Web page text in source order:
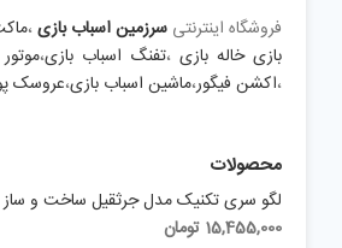
فروشگاه اینترنتی سرزمین اسباب بازی،
بازی خاله بازی ،تفنگ اسباب بازی،
،اکشن فیگور،ماشین اسباب بازی،عروسک
محصولات
لگو سری تکنیک مدل جرثقیل ساخت و ساز
15,455,000 تومان